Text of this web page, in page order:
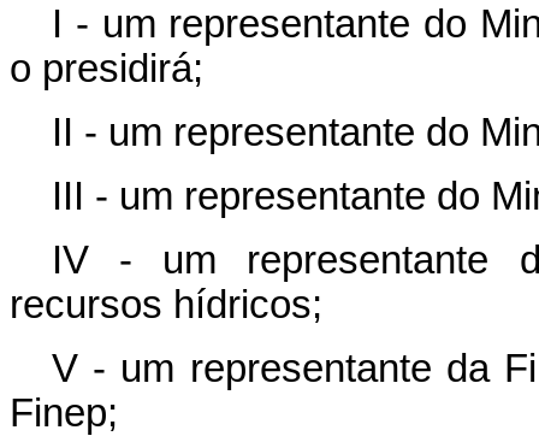
I - um representante do
o presidirá;
II - um representante do
III - um representante do
IV - um representante
recursos hídricos;
V - um representante da
Finep;